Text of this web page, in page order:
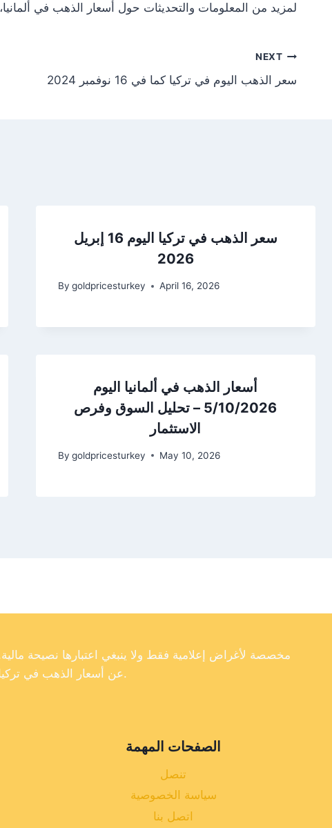
لمزيد من المعلومات والتحديثات حول أسعار الذهب في
NEXT
سعر الذهب اليوم في تركيا كما في 16 نوفمبر 2024
سعر الذهب في تركيا اليوم 16 إبريل
2026
By goldpricesturkey April 16, 2026
أسعار الذهب في ألمانيا اليوم
5/10/2026 – تحليل السوق وفرص
الاستثمار
By goldpricesturkey May 10, 2026
عن أسعار الذهب في تركيا، فإننا لا نضمن دقة أو اكتمال أو موثوقية البيانات الموجودة على موقعنا الإلكتروني.
الصفحات المهمة
تنصل
سياسة الخصوصية
اتصل بنا